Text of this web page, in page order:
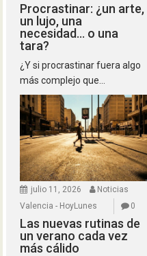
Procrastinar: ¿un arte,
un lujo, una
necesidad… o una
tara?
¿Y si procrastinar fuera algo
más complejo que...
julio 11, 2026
Noticias
Valencia - HoyLunes
0
Las nuevas rutinas de
un verano cada vez
más cálido